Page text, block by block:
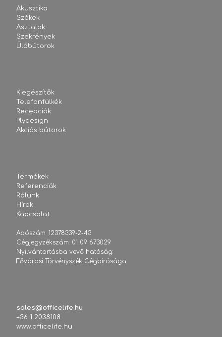
Akusztika
Székek
Asztalok
Szekrények
Ülőbútorok
Kiegészítők
Telefonfülkék
Recepciók
Plydesign
Akciós bútorok
Termékek
Referenciák
Rólunk
Hírek
Kapcsolat
Adószám: 12378339-2-43
Cégjegyzékszám: 01 09 673029
Nyilvántartásba vevő hatóság:
Fővárosi Törvényszék Cégbírósága
sales@officelife.hu
+36 1 2038108
www.officelife.hu